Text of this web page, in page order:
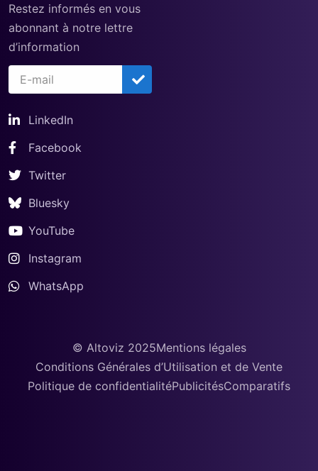
Restez informés en vous
abonnant à notre lettre
d’information
LinkedIn
Facebook
Twitter
Bluesky
YouTube
Instagram
WhatsApp
© Altoviz 2025Mentions légales
Conditions Générales d’Utilisation et de Vente
Politique de confidentialitéPublicitésComparatifs